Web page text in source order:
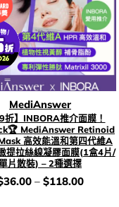
MediAnswer
9折】INBORA推介面膜！
MediAnswer Retinoid
高效能溫和第四代維A
提拉絲線凝膠面膜(1盒4片/
片散裝) – 2種選擇
錢：
36.00– $118.00